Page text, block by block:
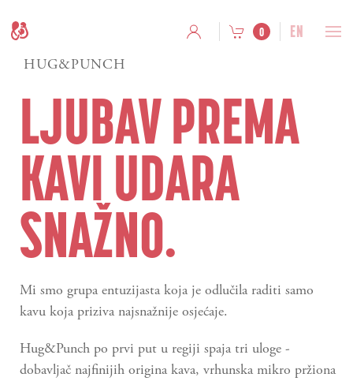
0 EN
HUG&PUNCH
LJUBAV PREMA
KAVI UDARA
SNAŽNO.
Mi smo grupa entuzijasta koja je odlučila raditi samo
kavu koja priziva najsnažnije osjećaje.
Hug&Punch po prvi put u regiji spaja tri uloge -
dobavljač najfinijih origina kava, vrhunska mikro pržiona